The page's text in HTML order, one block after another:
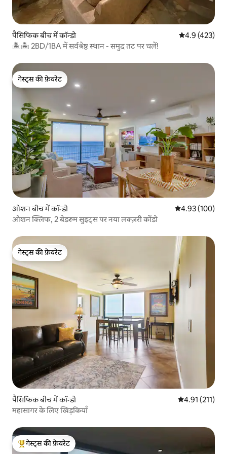
पैसिफिक बीच में कॉन्डो औसत रेटिंग 5 में
4.9 (423)
🏝🏝 2BD/1BA में सर्वश्रेष्ठ स्थान - समुद्र तट पर चलें!
गेस्ट्स की फ़ेवरेट
गेस्ट्स की फ़ेवरेट
ओशन बीच में कॉन्डो औसत रेटिंग 5 में से
4.93 (100)
ओशन क्लिफ, 2 बेडरूम सुइट्स पर नया लक्ज़री कोंडो
गेस्ट्स की फ़ेवरेट
गेस्ट्स की फ़ेवरेट
पैसिफिक बीच में कॉन्डो औसत रेटिंग 5 में से
4.91 (211)
महासागर के लिए खिड़कियाँ
गेस्ट्स का टॉप फ़ेवरेट
गेस्ट्स की फ़ेवरेट